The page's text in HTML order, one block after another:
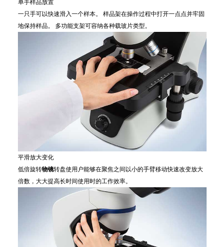
单手样品放置
一只手可以快速滑入一个样本。 样品架在操作过程中打开一点点并牢固
地保持样品。 多功能支架可容纳各种载玻片类型。
平滑放大变化
低倍旋转物镜转盘使用户能够在聚焦之间以小的手臂移动快速改变放大
倍数，大大提高长时间使用时的工作效率。